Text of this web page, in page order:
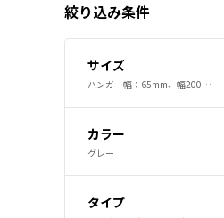
絞り込み条件
サイズ
ハンガー幅：65mm、幅200×高さ220×奥行30mm
カラー
グレー
タイプ